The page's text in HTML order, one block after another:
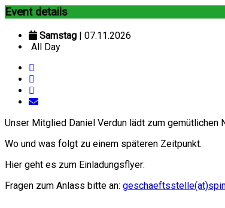
Event details
Samstag | 07.11.2026
All Day
Unser Mitglied Daniel Verdun lädt zum gemütlichen
Wo und was folgt zu einem späteren Zeitpunkt.
Hier geht es zum Einladungsflyer:
Fragen zum Anlass bitte an: